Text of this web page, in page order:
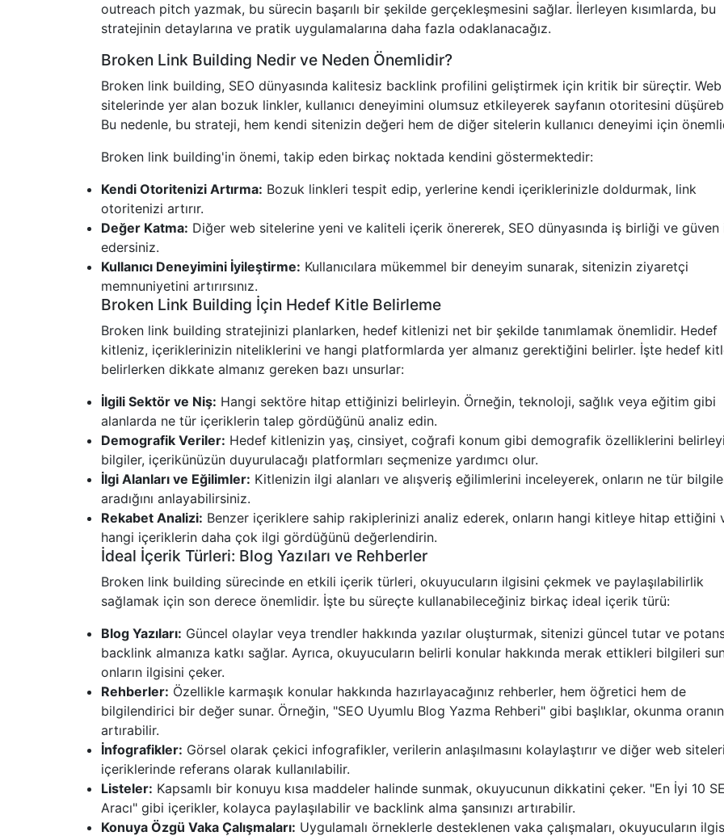
outreach pitch yazmak, bu sürecin başarılı bir şekilde gerçekleşmesini sağlar. İlerleyen kısımlarda, bu
stratejinin detaylarına ve pratik uygulamalarına daha fazla odaklanacağız.
Broken Link Building Nedir ve Neden Önemlidir?
Broken link building, SEO dünyasında kalitesiz backlink profilini geliştirmek için kritik bir süreçtir. Web
sitelerinde yer alan bozuk linkler, kullanıcı deneyimini olumsuz etkileyerek sayfanın otoritesini
Bu nedenle, bu strateji, hem kendi sitenizin değeri hem de diğer sitelerin kullanıcı deneyimi için
Broken link building'in önemi, takip eden birkaç noktada kendini göstermektedir:
Kendi Otoritenizi Artırma: Bozuk linkleri tespit edip, yerlerine kendi içeriklerinizle doldurmak, link
otoritenizi artırır.
Değer Katma: Diğer web sitelerine yeni ve kaliteli içerik önererek, SEO dünyasında iş birliği ve güven
edersiniz.
Kullanıcı Deneyimini İyileştirme: Kullanıcılara mükemmel bir deneyim sunarak, sitenizin ziyaretçi
memnuniyetini artırırsınız.
Broken Link Building İçin Hedef Kitle Belirleme
Broken link building stratejinizi planlarken, hedef kitlenizi net bir şekilde tanımlamak önemlidir. Hedef
kitleniz, içeriklerinizin niteliklerini ve hangi platformlarda yer almanız gerektiğini belirler. İşte hedef
belirlerken dikkate almanız gereken bazı unsurlar:
İlgili Sektör ve Niş: Hangi sektöre hitap ettiğinizi belirleyin. Örneğin, teknoloji, sağlık veya eğitim gibi
alanlarda ne tür içeriklerin talep gördüğünü analiz edin.
Demografik Veriler: Hedef kitlenizin yaş, cinsiyet, coğrafi konum gibi demografik özelliklerini
bilgiler, içerikünüzün duyurulacağı platformları seçmenize yardımcı olur.
İlgi Alanları ve Eğilimler: Kitlenizin ilgi alanları ve alışveriş eğilimlerini inceleyerek, onların ne tür
aradığını anlayabilirsiniz.
Rekabet Analizi: Benzer içeriklere sahip rakiplerinizi analiz ederek, onların hangi kitleye hitap ettiğini
hangi içeriklerin daha çok ilgi gördüğünü değerlendirin.
İdeal İçerik Türleri: Blog Yazıları ve Rehberler
Broken link building sürecinde en etkili içerik türleri, okuyucuların ilgisini çekmek ve paylaşılabilirlik
sağlamak için son derece önemlidir. İşte bu süreçte kullanabileceğiniz birkaç ideal içerik türü:
Blog Yazıları: Güncel olaylar veya trendler hakkında yazılar oluşturmak, sitenizi güncel tutar ve
backlink almanıza katkı sağlar. Ayrıca, okuyucuların belirli konular hakkında merak ettikleri bilgileri
onların ilgisini çeker.
Rehberler: Özellikle karmaşık konular hakkında hazırlayacağınız rehberler, hem öğretici hem de
bilgilendirici bir değer sunar. Örneğin, "SEO Uyumlu Blog Yazma Rehberi" gibi başlıklar, okunma
artırabilir.
İnfografikler: Görsel olarak çekici infografikler, verilerin anlaşılmasını kolaylaştırır ve diğer web
içeriklerinde referans olarak kullanılabilir.
Listeler: Kapsamlı bir konuyu kısa maddeler halinde sunmak, okuyucunun dikkatini çeker. "En İyi 10
Aracı" gibi içerikler, kolayca paylaşılabilir ve backlink alma şansınızı artırabilir.
Konuya Özgü Vaka Çalışmaları: Uygulamalı örneklerle desteklenen vaka çalışmaları, okuyucuların